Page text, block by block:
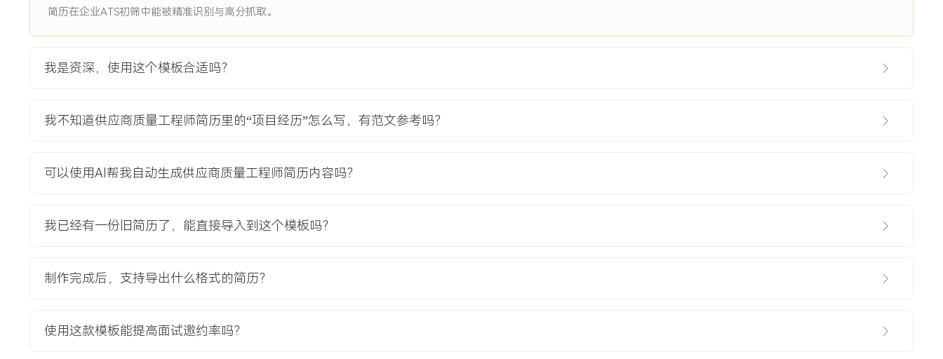
公司首次为头部新能源车企配套高压线束总成，项目周期紧，质量要求达到零缺陷PPM水
付节点与客户满意度。
1.供应商开发：负责该连接器供应商的快速导入与爬坡支持，在两周内完成技术协议与质
量协议签署，明确特殊特性与测量方法。
导其优化模具设计并增加在线视觉检测工位。
3.PPAP管理：主导该零件的PPAP提交，审核全部工艺文件与检验记录，确保生产过程稳定
4.质量问题解决：组建包含供应商与内部工艺的联合小组，运用DOE实验设计验证关键工
艺参数，将根本原因锁定为塑封压力波动，并牵头制定永久解决措施。
1.成功推动供应商在XXX天内将连接器来料不良率从XXX%降至XXX PPM以下，保障了客户
该零件导致的生产停线。
简历在企业ATS初筛中能被精准识别与高分抓取。
我是资深，使用这个模板合适吗？
我不知道供应商质量工程师简历里的“项目经历”怎么写，有范文参考吗？
可以使用AI帮我自动生成供应商质量工程师简历内容吗？
我已经有一份旧简历了，能直接导入到这个模板吗？
制作完成后，支持导出什么格式的简历？
使用这款模板能提高面试邀约率吗？